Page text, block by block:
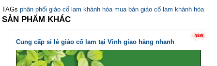
TAGs phân phối giảo cổ lam khánh hòa mua bán giảo cổ lam khánh hòa
SẢN PHẨM KHÁC
Cung cấp sỉ lẻ giảo cổ lam tại Vinh giao hàng nhanh